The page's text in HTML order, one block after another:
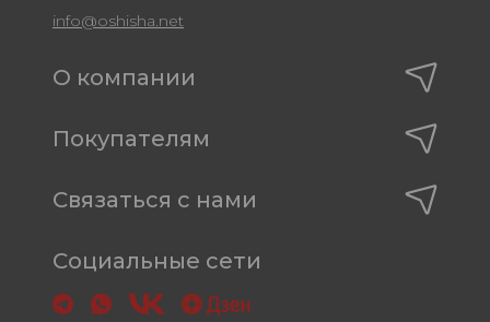
info@oshisha.net
О компании
Покупателям
Связаться с нами
Социальные сети